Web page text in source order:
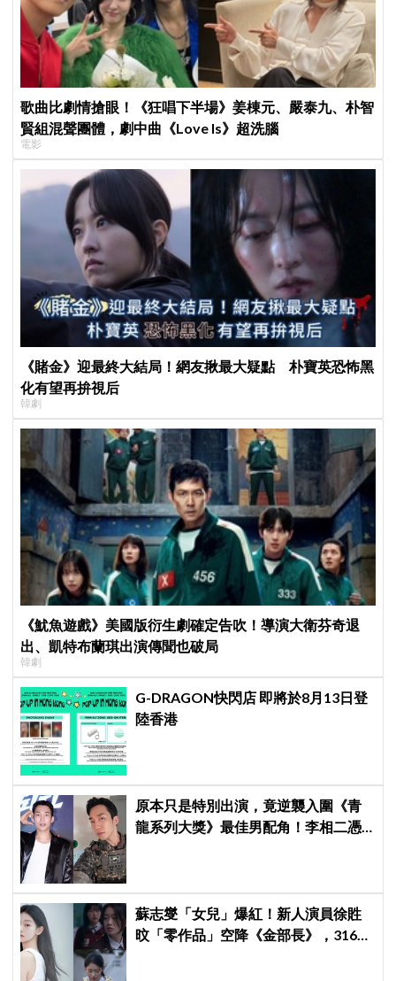
歌曲比劇情搶眼！《狂唱下半場》姜棟元、嚴泰九、朴智
賢組混聲團體，劇中曲《Love Is》超洗腦
電影
《賭金》迎最終大結局！網友揪最大疑點 朴寶英恐怖黑
化有望再拚視后
韓劇
《魷魚遊戲》美國版衍生劇確定告吹！導演大衛芬奇退
出、凱特布蘭琪出演傳聞也破局
韓劇
G-DRAGON快閃店 即將於8月13日登
陸香港
原本只是特別出演，竟逆襲入圍《青
龍系列大獎》最佳男配角！李相二憑
蘇志燮「女兒」爆紅！新人演員徐貹
旼「零作品」空降《金部長》，316萬